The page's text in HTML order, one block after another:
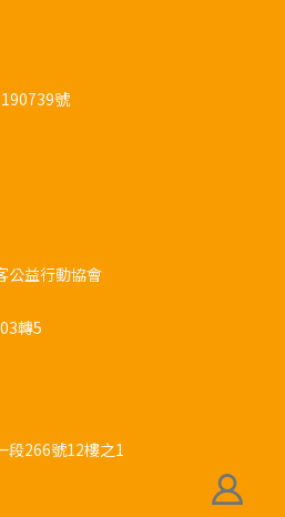
號
公益行動協會
轉5
段266號12樓之1